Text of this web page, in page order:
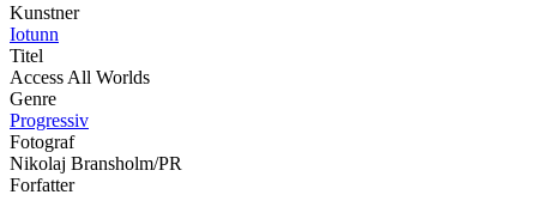
Kunstner
Iotunn
Titel
Access All Worlds
Genre
Progressiv
Fotograf
Nikolaj Bransholm/PR
Forfatter